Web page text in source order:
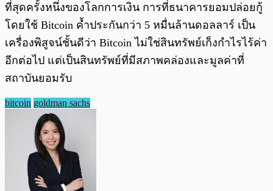
ที่สุดครั้งหนึ่งของโลกการเงิน การที่ธนาคารยอมปล่อยกู้
โดยใช้ Bitcoin ค้ำประกันกว่า 5 หมื่นล้านดอลลาร์ เป็น
เครื่องพิสูจน์ชั้นดีว่า Bitcoin ไม่ใช่สินทรัพย์เก็งกำไรไร้ค่า
อีกต่อไป แต่เป็นสินทรัพย์ที่มีสภาพคล่องและมูลค่าที่
สถาบันยอมรับ
bitcoin goldman sachs